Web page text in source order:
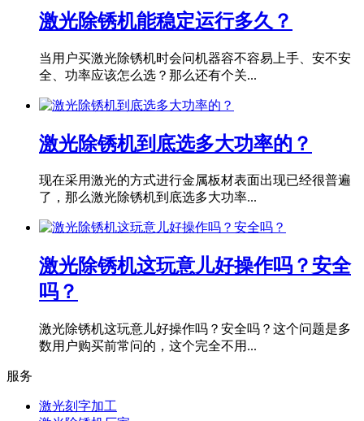
激光除锈机能稳定运行多久？
当用户买激光除锈机时会问机器容不容易上手、安不安
全、功率应该怎么选？那么还有个关...
激光除锈机到底选多大功率的？
现在采用激光的方式进行金属板材表面出现已经很普遍
了，那么激光除锈机到底选多大功率...
激光除锈机这玩意儿好操作吗？安全
吗？
激光除锈机这玩意儿好操作吗？安全吗？这个问题是多
数用户购买前常问的，这个完全不用...
服务
激光刻字加工